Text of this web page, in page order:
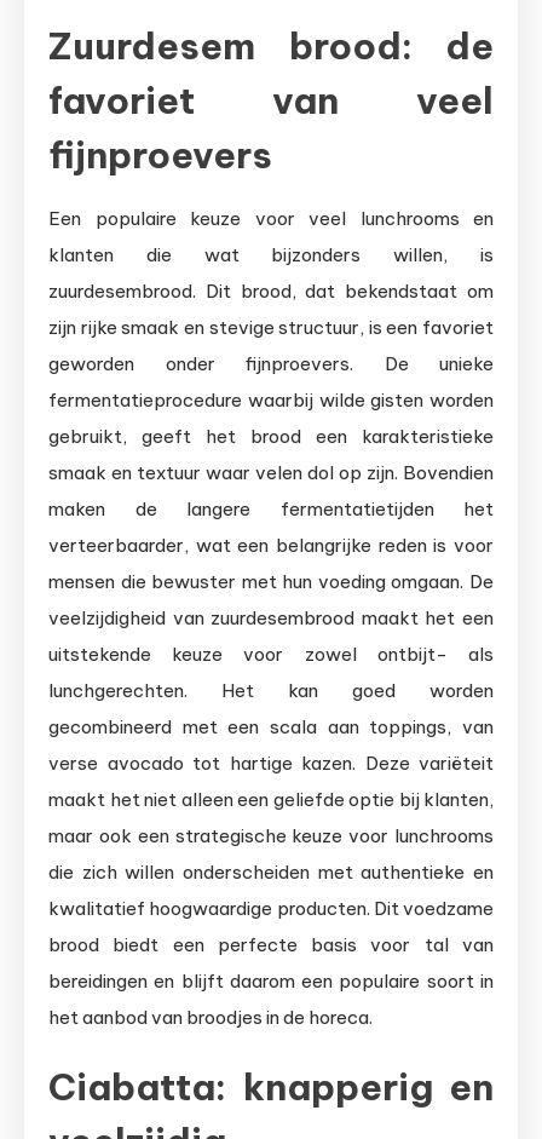
Zuurdesem brood: de
favoriet van veel
fijnproevers
Een populaire keuze voor veel lunchrooms en
klanten die wat bijzonders willen, is
zuurdesembrood. Dit brood, dat bekendstaat om
zijn rijke smaak en stevige structuur, is een favoriet
geworden onder fijnproevers. De unieke
fermentatieprocedure waarbij wilde gisten worden
gebruikt, geeft het brood een karakteristieke
smaak en textuur waar velen dol op zijn. Bovendien
maken de langere fermentatietijden het
verteerbaarder, wat een belangrijke reden is voor
mensen die bewuster met hun voeding omgaan. De
veelzijdigheid van zuurdesembrood maakt het een
uitstekende keuze voor zowel ontbijt- als
lunchgerechten. Het kan goed worden
gecombineerd met een scala aan toppings, van
verse avocado tot hartige kazen. Deze variëteit
maakt het niet alleen een geliefde optie bij klanten,
maar ook een strategische keuze voor lunchrooms
die zich willen onderscheiden met authentieke en
kwalitatief hoogwaardige producten. Dit voedzame
brood biedt een perfecte basis voor tal van
bereidingen en blijft daarom een populaire soort in
het aanbod van broodjes in de horeca.
Ciabatta: knapperig en